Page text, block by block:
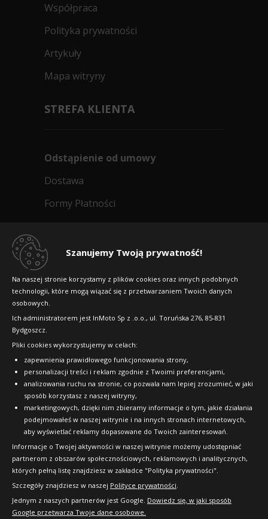
Szanujemy Twoją prywatność!
Na naszej stronie korzystamy z plików cookies oraz innych podobnych
technologii, które mogą wiązać się z przetwarzaniem Twoich danych
osobowych.
Ich administratorem jest InMoto Sp z .o.o., ul. Toruńska 276, 85-831
Bydgoszcz.
Pliki cookies wykorzystujemy w celach:
zapewnienia prawidłowego funkcjonowania strony,
personalizacji treści i reklam zgodnie z Twoimi preferencjami,
analizowania ruchu na stronie, co pozwala nam lepiej zrozumieć, w jaki
sposób korzystasz z naszej witryny,
marketingowych, dzięki nim zbieramy informacje o tym, jakie działania
podejmowałeś w naszej witrynie i na innych stronach internetowych,
aby wyświetlać reklamy dopasowane do Twoich zainteresowań.
Informacje o Twojej aktywności w naszej witrynie możemy udostępniać
partnerom z obszarów społecznościowych, reklamowych i analitycznych,
których pełną listę znajdziesz w zakładce "Polityka prywatności".
Szczegóły znajdziesz w naszej Polityce prywatności.
Jednym z naszych partnerów jest Google. Dowiedz się, w jaki sposób
Google przetwarza Twoje dane osobowe.
Współpraca
Polityka prywatności
Artykuły
Mapa witryny
STREFA KLIENTA
Odstąpienie od umowy
Dostawa
Formy Płatności
Dlaczego warto kupić w 24opony.pl
Raty
FAQ
OFICJALNY PARTNER